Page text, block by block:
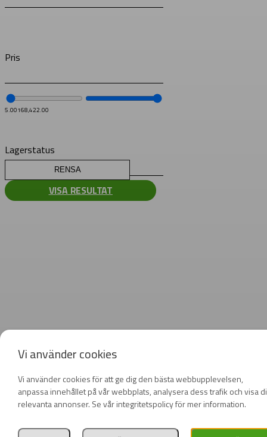
Vi använder cookies
Vi använder cookies för att ge dig den bästa webbupplevelsen,
anpassa innehållet på vår webbplats, analysera dess trafik och visa
relevanta annonser. Se vår integritetspolicy för mer information.
Pris
5.00168,422.00
Lagerstatus
RENSA
VISA RESULTAT